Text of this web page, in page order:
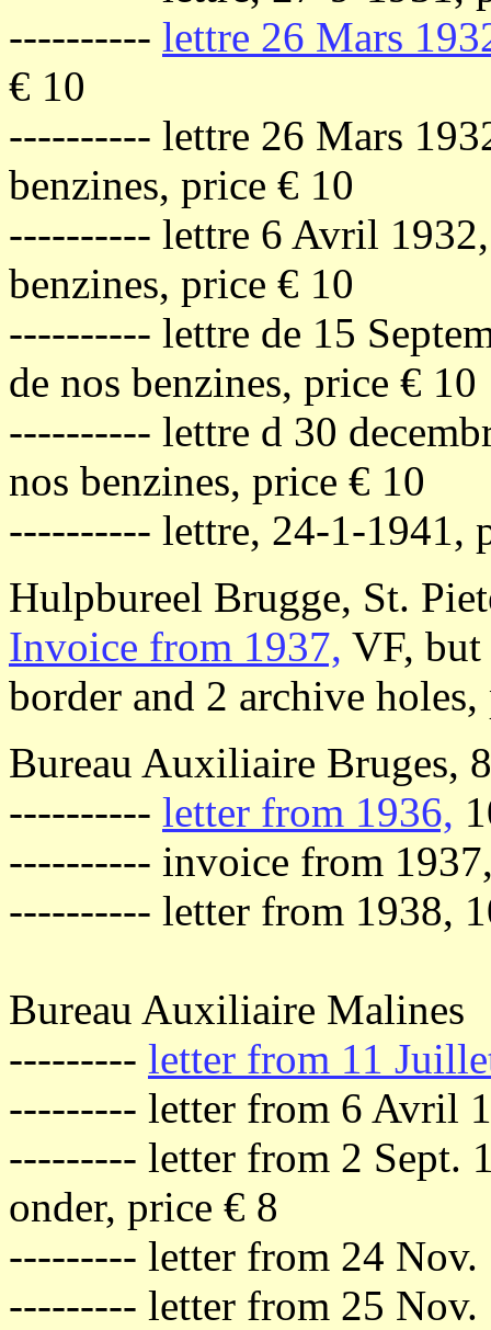
---------- lettre 26 Mars
€ 10
---------- lettre 26 Mars
benzines, price € 10
---------- lettre 6 Avril
benzines, price € 10
---------- lettre de 15
de nos benzines, price € 10
---------- lettre d 30
nos benzines, price € 10
---------- lettre, 24-1-1941,
Hulpbureel Brugge, St.
Invoice from 1937, VF, but
border and 2 archive
Bureau Auxiliaire Bruges,
---------- letter from 1936,
---------- invoice from
---------- letter from 1938,
Bureau Auxiliaire Malines
--------- letter from 11
--------- letter from 6 Avril
--------- letter from 2 Sept.
onder, price € 8
--------- letter from 24 Nov.
--------- letter from 25 Nov.